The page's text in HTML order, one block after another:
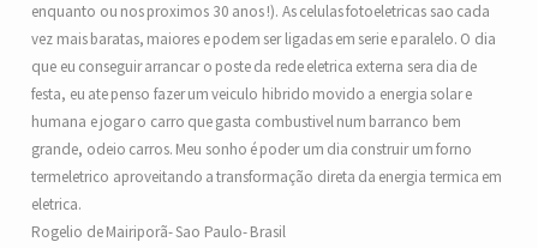
enquanto ou nos proximos 30 anos !). As celulas fotoeletricas sao cada
vez mais baratas, maiores e podem ser ligadas em serie e paralelo. O dia
que eu conseguir arrancar o poste da rede eletrica externa sera dia de
festa, eu ate penso fazer um veiculo hibrido movido a energia solar e
humana e jogar o carro que gasta combustivel num barranco bem
grande, odeio carros. Meu sonho é poder um dia construir um forno
termeletrico aproveitando a transformação direta da energia termica em
eletrica.
Rogelio de Mairiporã- Sao Paulo- Brasil